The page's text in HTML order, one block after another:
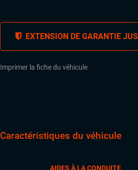
EXTENSION DE GARANTIE
Imprimer la fiche du véhicule
Caractéristiques du véhicule
AIDES À LA CONDUITE